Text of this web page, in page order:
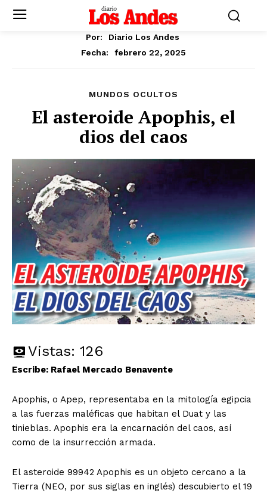
Por:
Diario Los Andes
Fecha:
febrero 22, 2025
MUNDOS OCULTOS
El asteroide Apophis, el
dios del caos
Vistas: 126
Escribe: Rafael Mercado Benavente
Apophis, o Apep, representaba en la mitología egipcia
a las fuerzas maléficas que habitan el Duat y las
tinieblas. Apophis era la encarnación del caos, así
como de la insurrección armada.
El asteroide 99942 Apophis es un objeto cercano a la
Tierra (NEO, por sus siglas en inglés) descubierto el 19